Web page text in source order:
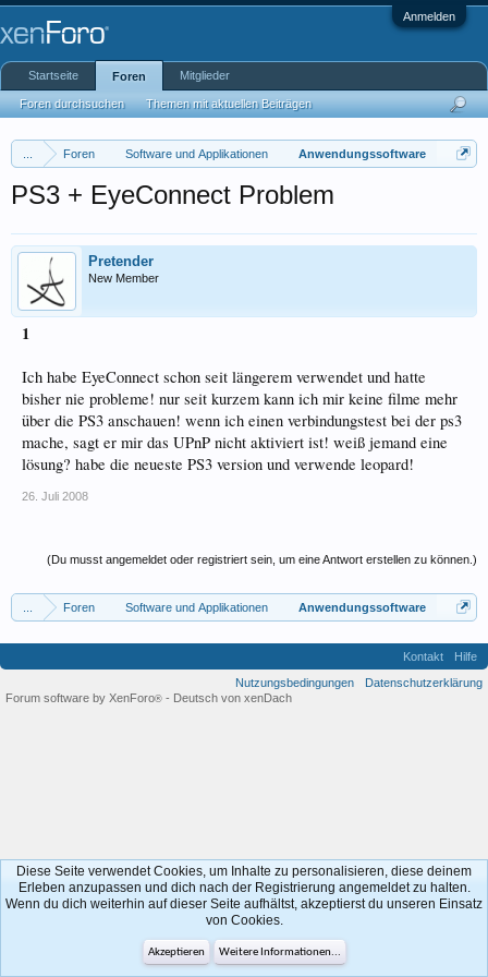
Anmelden
Foren Software und Applikationen Anwendungssoftware
PS3 + EyeConnect Problem
Pretender
New Member
1
Ich habe EyeConnect schon seit längerem verwendet und hatte
bisher nie probleme! nur seit kurzem kann ich mir keine filme mehr
über die PS3 anschauen! wenn ich einen verbindungstest bei der ps3
mache, sagt er mir das UPnP nicht aktiviert ist! weiß jemand eine
lösung? habe die neueste PS3 version und verwende leopard!
26. Juli 2008
(Du musst angemeldet oder registriert sein, um eine Antwort erstellen zu können.)
Foren Software und Applikationen Anwendungssoftware
Startseite Foren
Foren durchsuchen Themen mit aktuellen Beiträgen
Mitglieder
Kontakt
Hilfe
Nutzungsbedingungen
Datenschutzerklärung
Forum software by XenForo® - Deutsch von xenDach
Diese Seite verwendet Cookies, um Inhalte zu personalisieren, diese deinem
Erleben anzupassen und dich nach der Registrierung angemeldet zu halten.
Wenn du dich weiterhin auf dieser Seite aufhältst, akzeptierst du unseren Einsatz
von Cookies.
Akzeptieren Weitere Informationen...